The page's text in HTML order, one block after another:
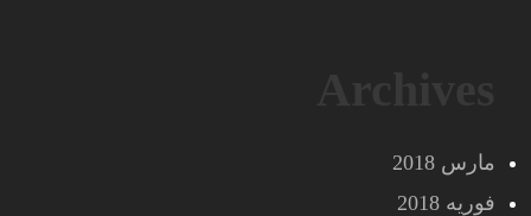
مارس 2018
فوریه 2018